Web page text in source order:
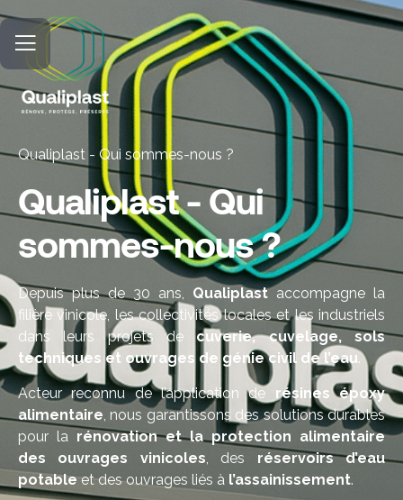
Qualiplast - Qui sommes-nous ?
Qualiplast - Qui
sommes-nous ?
Depuis plus de 30 ans, Qualiplastaccompagne la
filière vinicole, les collectivités locales et les industriels
dans leurs projets decuverie, cuvelage, sols
techniques et ouvrages de génie civil de l’eau.
Acteur reconnu de l’application de résines époxy
alimentaire , nous garantissons des solutions durables
pour la rénovation et la protection alimentaire
des ouvrages vinicoles , des réservoirs d’eau
potableet des ouvrages liés à l’assainissement.